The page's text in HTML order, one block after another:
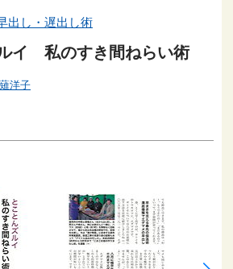
出し・遅出し術
イ 私のすき間ねらい術
洋子